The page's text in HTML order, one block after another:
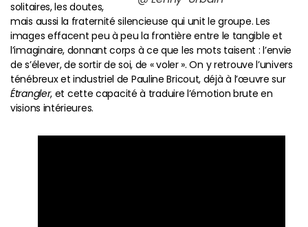
solitaires, les doutes,
mais aussi la fraternité silencieuse qui unit le groupe. Les
images effacent peu à peu la frontière entre le tangible et
l’imaginaire, donnant corps à ce que les mots taisent : l’envie
de s’élever, de sortir de soi, de « voler ». On y retrouve l’univers
ténébreux et industriel de Pauline Bricout, déjà à l’œuvre sur
Étrangler, et cette capacité à traduire l’émotion brute en
visions intérieures.